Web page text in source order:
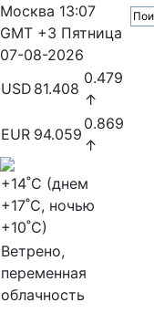
Москва 13:07
GMT +3 Пятница
07-08-2026
USD 81.408
0.479
↑
EUR 94.059
0.869
↑
+14˚C (днем
+17˚C, ночью
+10˚C)
Ветрено,
переменная
облачность